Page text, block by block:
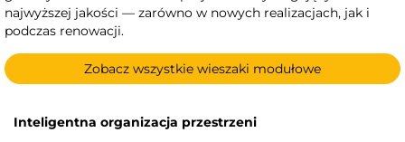
najwyższej jakości — zarówno w nowych realizacjach, jak i
podczas renowacji.
Zobacz wszystkie wieszaki modułowe
Inteligentna organizacja przestrzeni